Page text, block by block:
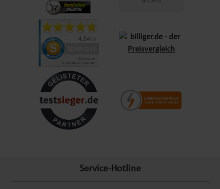
Rollenböcke:Perfekt für die Bearbeitung langer
Werkstücke, da sie Materialien sanft führen und stützen.
Arbeitsböcke mit V- und Kugelauflage:
Arbeiten an Rohren oder runden Materialien geeignet.
Vorteile der Lemodo-Arbeitsböcke
Die Arbeitsböcke von Lemodo zeichnen sich durch ihre
Robustheit, Langlebigkeit und vielseitigen Funktionen aus. Mit
einer Tragkraft von bis zu 580 kg und höhenverstellbaren
Optionen sind sie ideal für schwere Arbeiten. Klappbare
Service-Hotline